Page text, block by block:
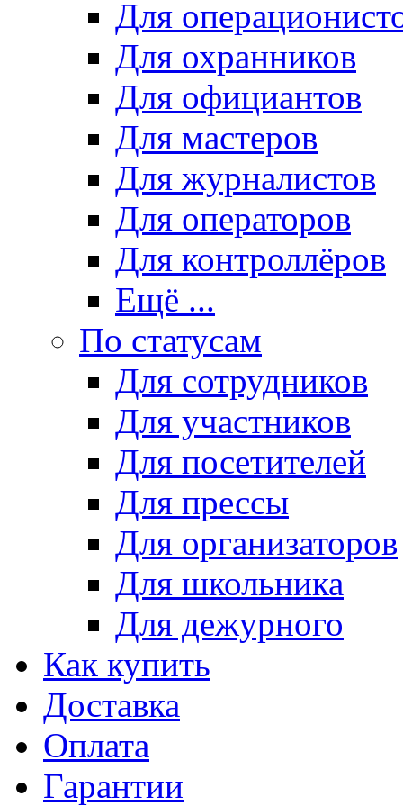
Для
Для охранников
Для официантов
Для мастеров
Для журналистов
Для операторов
Для контроллёров
Ещё ...
По статусам
Для сотрудников
Для участников
Для посетителей
Для прессы
Для организаторов
Для школьника
Для дежурного
Как купить
Доставка
Оплата
Гарантии